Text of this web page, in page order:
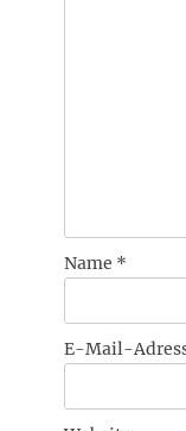
Name *
E-Mail-